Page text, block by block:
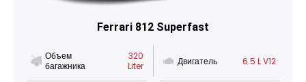
Ferrari 812 Superfast
Объем
багажника
320
Liter
Двигатель 6.5 L V12